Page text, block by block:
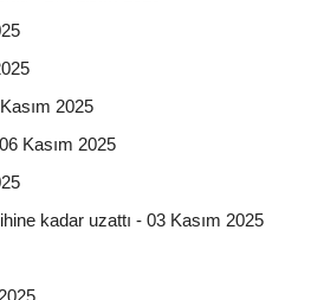
2025
Kasım 2025
kadar uzattı - 03 Kasım 2025